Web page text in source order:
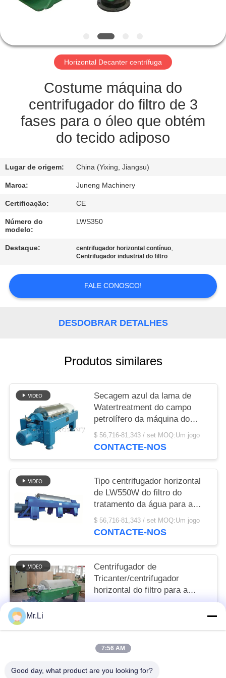
FÁBRICA
CONTROLE
DE
QUALIDADE
CONTACTE-
NOS
CASOS
COMPANY
NEWS
DO
SITE
PRIVACY
Horizontal Decanter centrífuga
Costume máquina do
centrifugador do filtro de 3
fases para o óleo que obtém
do tecido adiposo
Lugar de origem: China (Yixing, Jiangsu)
Marca: Juneng Machinery
Certificação: CE
Número do
modelo:
LWS350
Destaque: centrifugador horizontal contínuo,
Centrifugador industrial do filtro
FALE CONOSCO!
DESDOBRAR DETALHES
Produtos similares
Secagem azul da lama de
Watertreatment do campo
petrolífero da máquina do
centrifugador do filtro da cor
$ 56,716-81,343 / set MOQ:Um jogo
CONTACTE-NOS
Tipo centrifugador horizontal
de LW550W do filtro do
tratamento da água para a
desidratação da lama
$ 56,716-81,343 / set MOQ:Um jogo
CONTACTE-NOS
Centrifugador de
Tricanter/centrifugador
horizontal do filtro para a
separação contínua do óleo
Mr.Li
7:56 AM
Good day, what product are you looking for?